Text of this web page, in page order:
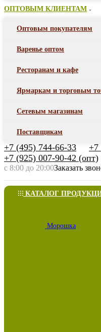
ОПТОВЫМ КЛИЕНТАМ
Оптовым покупателям
Варенье оптом
Ресторанам и кафе
Ярмаркам и торговым
Сетевым магазинам
Поставщикам
+7 (495) 744-66-33
+7
+7 (925) 007-90-42 (опт)
с 8:00 до 20:00Заказать
КАТАЛОГ
Морошка